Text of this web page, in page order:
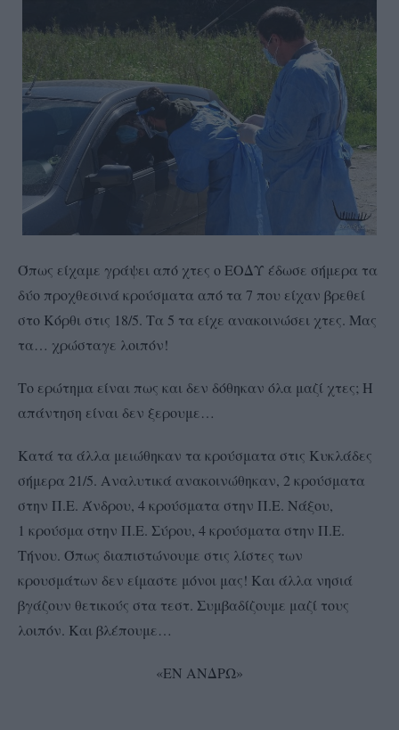
Όπως είχαμε γράψει από χτες ο ΕΟΔΥ έδωσε σήμερα τα
δύο προχθεσινά κρούσματα από τα 7 που είχαν βρεθεί
στο Κόρθι στις 18/5. Τα 5 τα είχε ανακοινώσει χτες. Μας
τα… χρώσταγε λοιπόν!
Το ερώτημα είναι πως και δεν δόθηκαν όλα μαζί χτες; Η
απάντηση είναι δεν ξερουμε…
Κατά τα άλλα μειώθηκαν τα κρούσματα στις Κυκλάδες
σήμερα 21/5. Αναλυτικά ανακοινώθηκαν, 2 κρούσματα
στην Π.Ε. Άνδρου, 4 κρούσματα στην Π.Ε. Νάξου,
1 κρούσμα στην Π.Ε. Σύρου, 4 κρούσματα στην Π.Ε.
Τήνου. Όπως διαπιστώνουμε στις λίστες των
κρουσμάτων δεν είμαστε μόνοι μας! Και άλλα νησιά
βγάζουν θετικούς στα τεστ. Συμβαδίζουμε μαζί τους
λοιπόν. Και βλέπουμε…
«ΕΝ ΑΝΔΡΩ»